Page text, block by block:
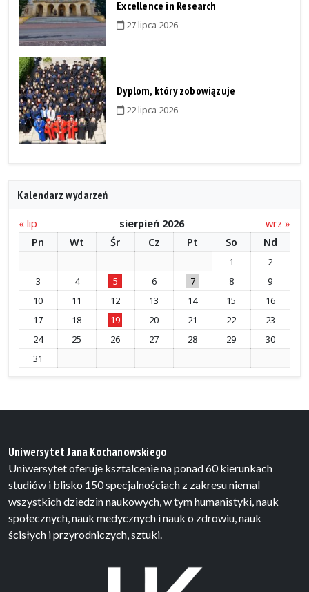
Excellence in Research
27 lipca 2026
Dyplom, który zobowiązuje
22 lipca 2026
Kalendarz wydarzeń
« lip sierpień 2026
wrz »
Pn
Wt Śr Cz Pt So Nd
1
2
3
4 5 6 7 8
9
10
11 12 13 14 15
16
17
18 19 20 21 22
23
24
25 26 27 28 29
30
31
Uniwersytet Jana Kochanowskiego
Uniwersytet oferuje ksztalcenie na ponad 60 kierunkach
studiów i blisko 150 specjalnościach z zakresu niemal
wszystkich dziedzin naukowych, w tym humanistyki, nauk
społecznych, nauk medycznych i nauk o zdrowiu, nauk
ścisłych i przyrodniczych, sztuki.